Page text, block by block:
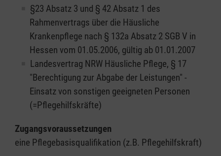
§23 Absatz 3 und § 42 Absatz 1 des
Rahmenvertrags über die Häusliche
Krankenpflege nach § 132a Absatz 2 SGB V in
Hessen vom 01.05.2006, gültig ab 01.01.2007
Landesvertrag NRW Häusliche Pflege, § 17
"Berechtigung zur Abgabe der Leistungen" -
Einsatz von sonstigen geeigneten Personen
(=Pflegehilfskräfte)
Zugangsvoraussetzungen
eine Pflegebasisqualifikation (z.B. Pflegehilfskraft)